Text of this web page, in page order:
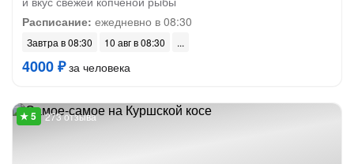
Расписание: ежедневно в 08:30
Завтра в 08:30 10 авг в 08:30
4000 ₽за человека
273 отзыва